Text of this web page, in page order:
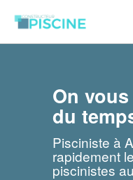
On
du
Pisciniste à
rapidement
piscinistes